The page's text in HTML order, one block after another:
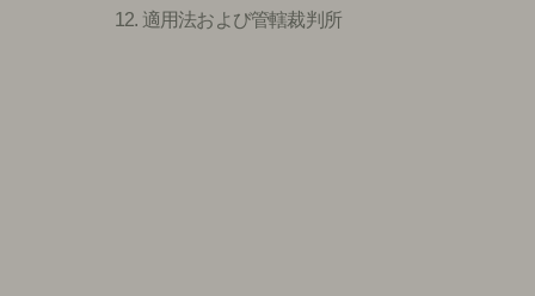
12. 適用法および管轄裁判所